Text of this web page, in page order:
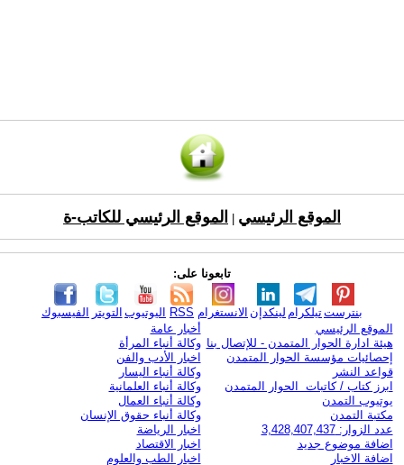
الموقع الرئيسي الموقع الرئيسي للكاتب-ة
تابعونا على:
الفيسبوك التويتر اليوتيوب RSS الانستغرام لينكدإن تيلكرامبنترست
الموقع الرئيسي
هيئة ادارة الحوار المتمدن - للإتصال بنا
إحصائيات مؤسسة الحوار المتمدن
قواعد النشر
ابرز كتاب / كاتبات الحوار المتمدن
يوتيوب التمدن
مكتبة التمدن
عدد الزوار: 3,428,407,437
اضافة موضوع جديد
اضافة الاخبار
أخبار عامة
وكالة أنباء المرأة
اخبار الأدب والفن
وكالة أنباء اليسار
وكالة أنباء العلمانية
وكالة أنباء العمال
وكالة أنباء حقوق الإنسان
اخبار الرياضة
اخبار الاقتصاد
اخبار الطب والعلوم